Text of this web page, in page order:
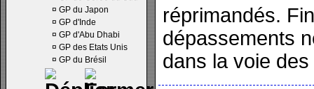
¤ GP du Japon
¤ GP d'Inde
¤ GP d'Abu Dhabi
¤ GP des Etats Unis
¤ GP du Brésil
réprimandés.
dépassements
dans la voie des